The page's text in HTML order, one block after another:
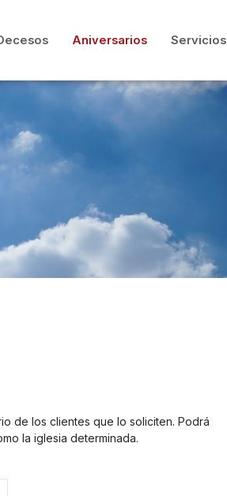
Aniversarios Servicios
de los clientes que lo soliciten. Podrá
la iglesia determinada.